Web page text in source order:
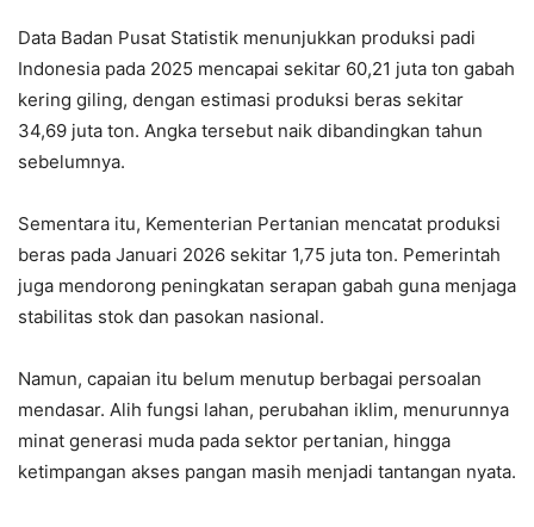
Data Badan Pusat Statistik menunjukkan produksi padi
Indonesia pada 2025 mencapai sekitar 60,21 juta ton gabah
kering giling, dengan estimasi produksi beras sekitar
34,69 juta ton. Angka tersebut naik dibandingkan tahun
sebelumnya.
Sementara itu, Kementerian Pertanian mencatat produksi
beras pada Januari 2026 sekitar 1,75 juta ton. Pemerintah
juga mendorong peningkatan serapan gabah guna menjaga
stabilitas stok dan pasokan nasional.
Namun, capaian itu belum menutup berbagai persoalan
mendasar. Alih fungsi lahan, perubahan iklim, menurunnya
minat generasi muda pada sektor pertanian, hingga
ketimpangan akses pangan masih menjadi tantangan nyata.